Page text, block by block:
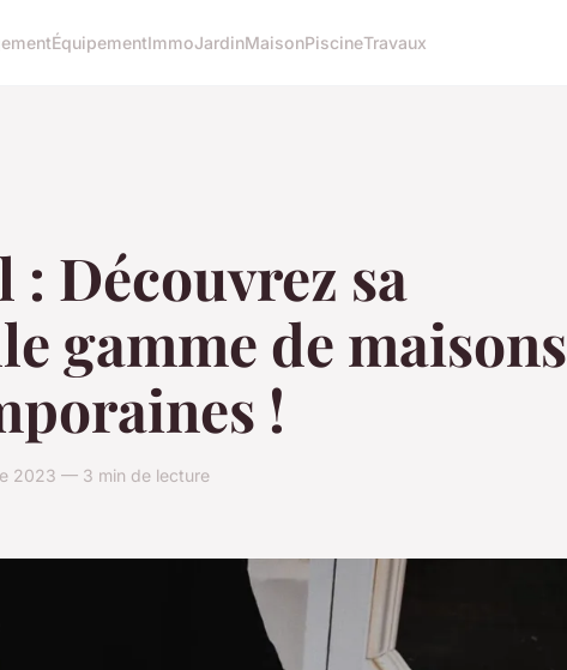
ÉquipementImmoJardinMaisonPiscineTravaux
: Découvrez sa
gamme de maisons
!
2023 — 3 min de lecture